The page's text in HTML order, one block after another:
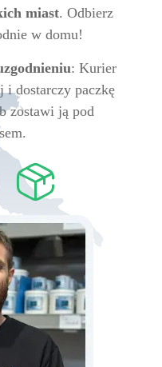
miast. Odbierz
w domu!
: Kurier
i dostarczy paczkę
zostawi ją pod